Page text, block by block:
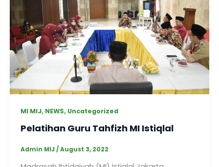
MI MIJ, NEWS, Uncategorized
Pelatihan Guru Tahfizh MI Istiqlal
Admin MIJ /August 3, 2022